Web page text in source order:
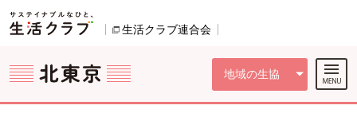
ページの先頭です。
生活クラブ連合会
地域の生協
ここからサイト内共通メニューです。
サイト内共通メニューをスキップする
サイト内共通メニューここまで。